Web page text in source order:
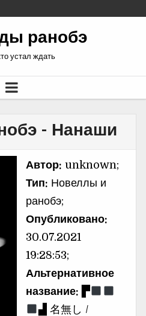
ранобэ
устал ждать
- Нанаши
Автор: unknown;
Тип: Новеллы и
ранобэ;
Опубликовано:
30.07.2021
19:28:53;
Альтернативное
название: ▛
▟ 名無し /